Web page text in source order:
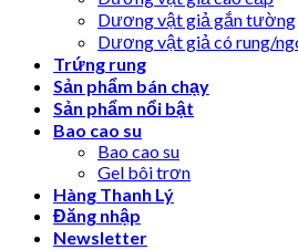
Dương vật giả gắn tường
Dương vật giả có rung/
Trứng rung
Sản phẩm bán chạy
Sản phẩm nổi bật
Bao cao su
Bao cao su
Gel bôi trơn
Hàng Thanh Lý
Đăng nhập
Newsletter